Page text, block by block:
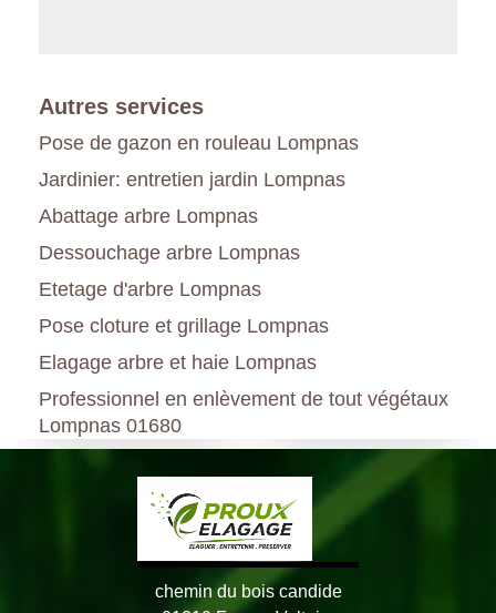
Autres services
Pose de gazon en rouleau Lompnas
Jardinier: entretien jardin Lompnas
Abattage arbre Lompnas
Dessouchage arbre Lompnas
Etetage d'arbre Lompnas
Pose cloture et grillage Lompnas
Elagage arbre et haie Lompnas
Professionnel en enlèvement de tout végétaux
Lompnas 01680
chemin du bois candide